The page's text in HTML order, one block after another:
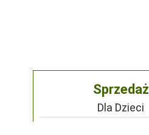
Sprzedaż
Dla Dzieci